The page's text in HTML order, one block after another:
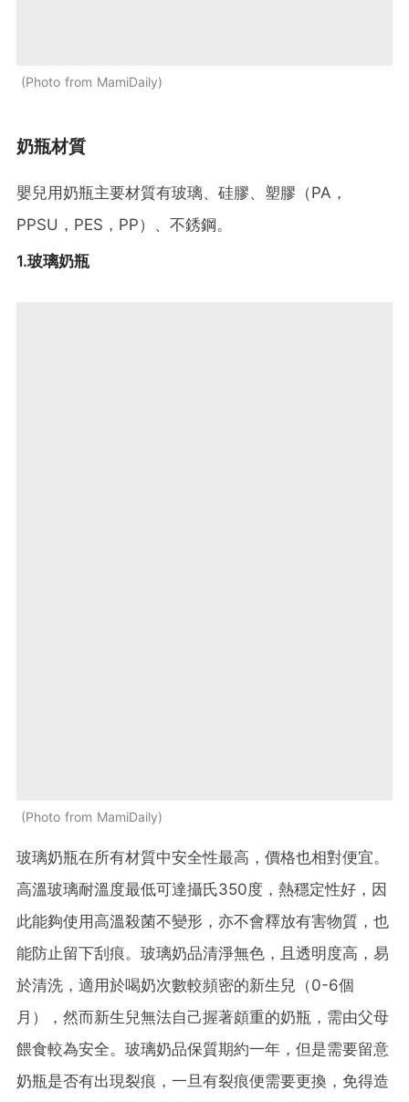
Photo from MamiDaily
奶瓶材質
嬰兒用奶瓶主要材質有玻璃、硅膠、塑膠（PA，
PPSU，PES，PP）、不銹鋼。
1.玻璃奶瓶
Photo from MamiDaily
玻璃奶瓶在所有材質中安全性最高，價格也相對便宜。
高溫玻璃耐溫度最低可達攝氏350度，熱穩定性好，因
此能夠使用高溫殺菌不變形，亦不會釋放有害物質，也
能防止留下刮痕。玻璃奶品清淨無色，且透明度高，易
於清洗，適用於喝奶次數較頻密的新生兒（0-6個
月），然而新生兒無法自己握著頗重的奶瓶，需由父母
餵食較為安全。玻璃奶品保質期約一年，但是需要留意
奶瓶是否有出現裂痕，一旦有裂痕便需要更換，免得造